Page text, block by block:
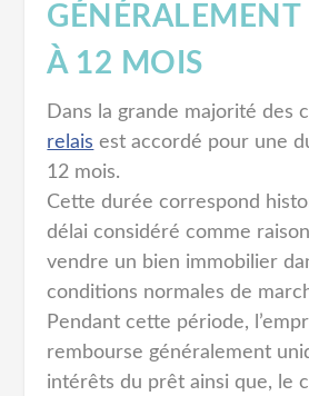
À 12 MOIS
Dans la grande majorité des
relais est accordé pour une
12 mois.
Cette durée correspond
délai considéré comme
vendre un bien immobilier
conditions normales de
Pendant cette période,
rembourse généralement
intérêts du prêt ainsi que, le